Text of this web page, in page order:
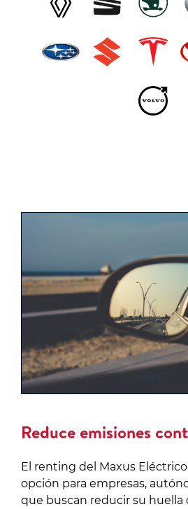
Reduce emisiones
El renting del Maxus
opción para empresas,
que buscan reducir su huella